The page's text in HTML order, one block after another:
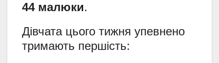
44 малюки.
Дівчата цього тижня упевнено
тримають першість: